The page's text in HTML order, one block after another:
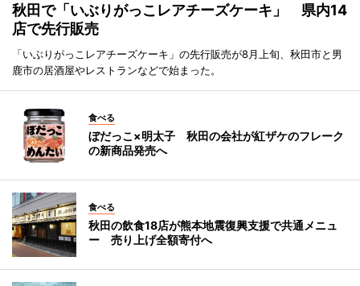
秋田で「いぶりがっこレアチーズケーキ」 県内14
店で先行販売
「いぶりがっこレアチーズケーキ」の先行販売が8月上旬、秋田市と男
鹿市の居酒屋やレストランなどで始まった。
食べる
ぼだっこ×明太子 秋田の会社が紅ザケのフレーク
の新商品発売へ
食べる
秋田の飲食18店が熊本地震復興支援で共通メニュ
ー 売り上げ全額寄付へ